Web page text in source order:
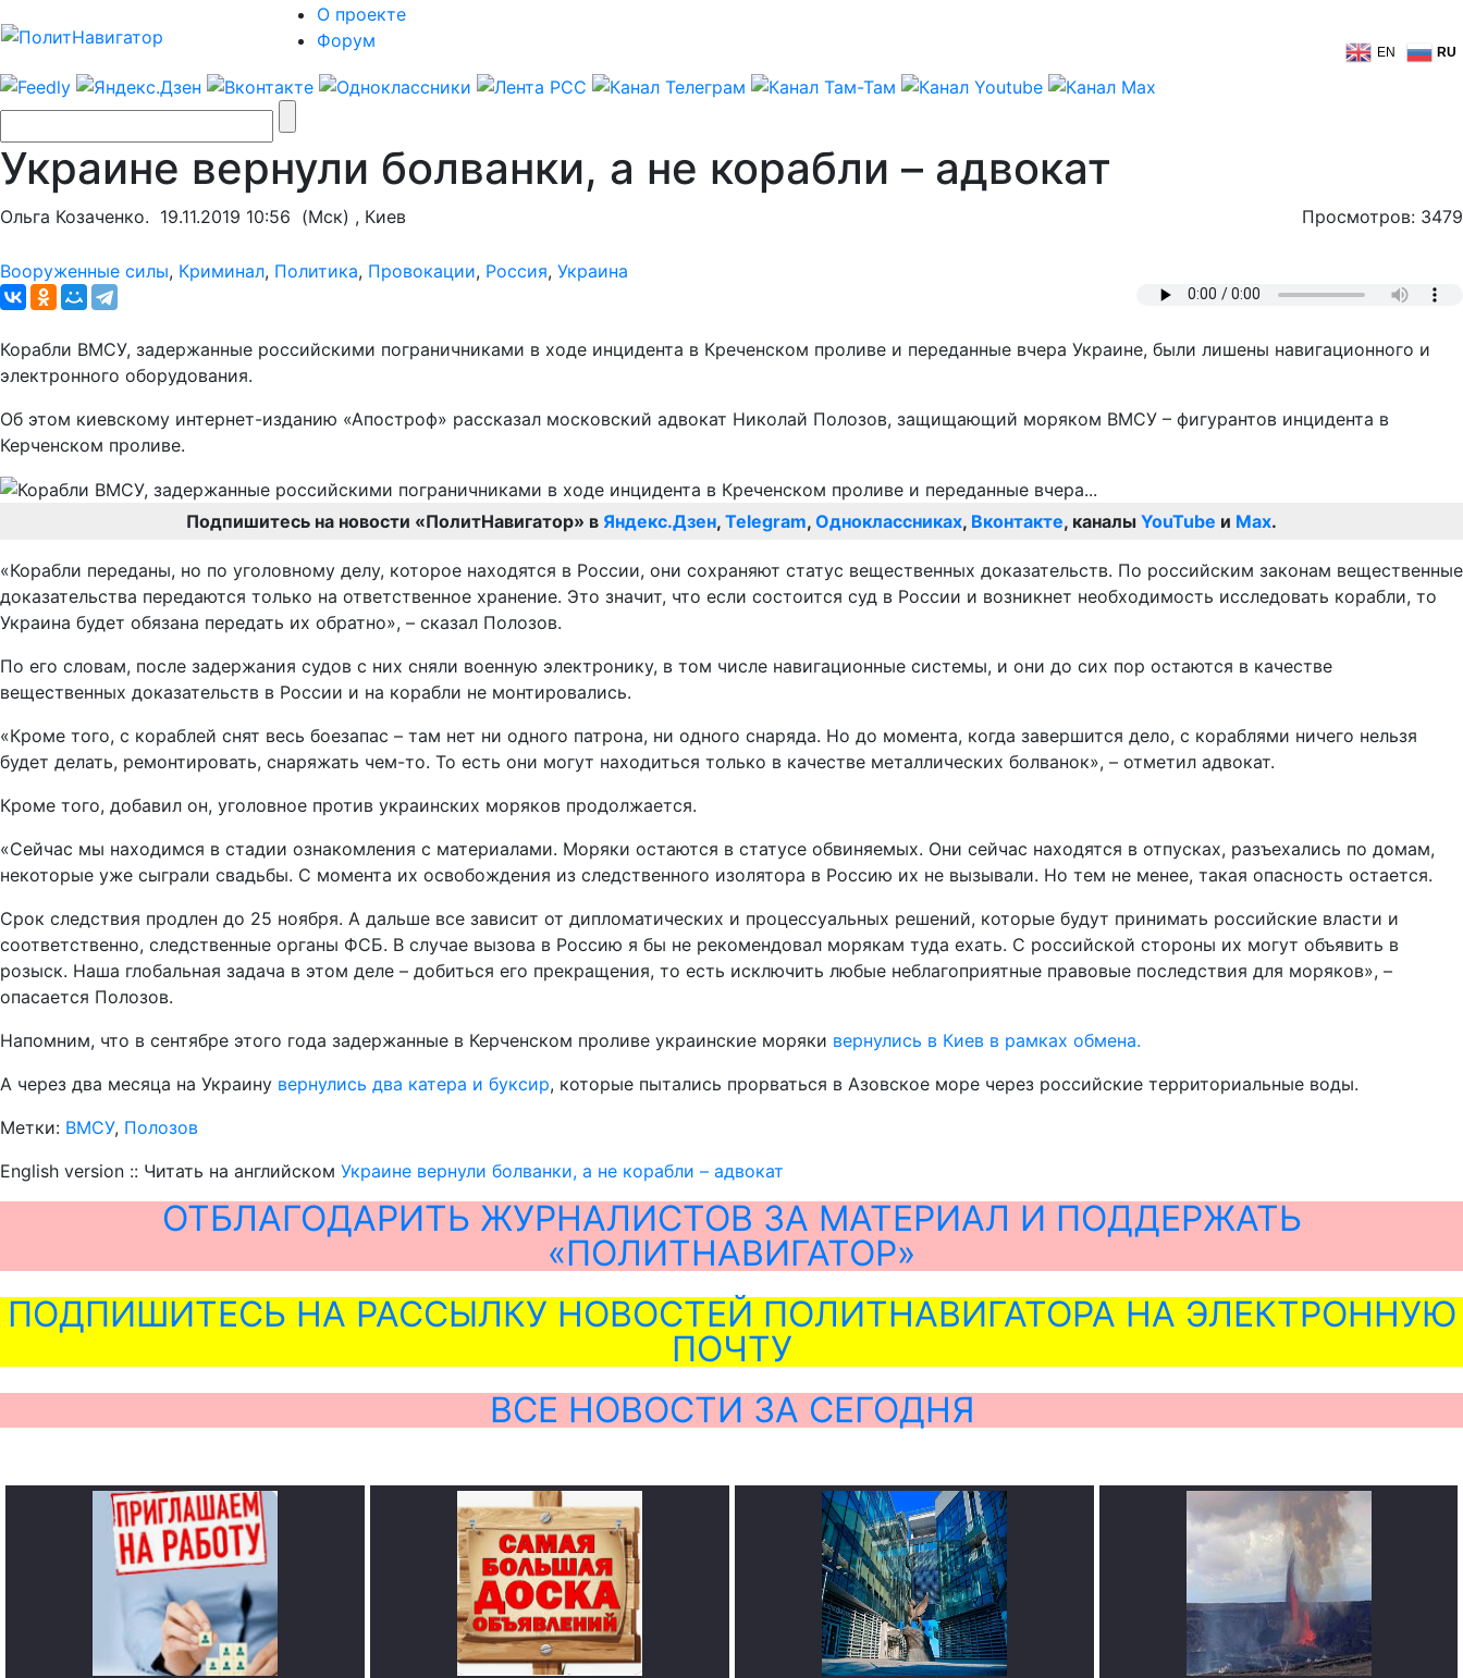
О проекте
Форум
EN RU
Украине вернули болванки, а не корабли – адвокат
Ольга Козаченко. 19.11.2019 10:56 (Мск) , Киев Просмотров: 3479
Вооруженные силы, Криминал, Политика, Провокации, Россия, Украина
Корабли ВМСУ, задержанные российскими пограничниками в ходе инцидента в Креченском проливе и переданные вчера Украине, были лишены навигационного и
электронного оборудования.
Об этом киевскому интернет-изданию «Апостроф» рассказал московский адвокат Николай Полозов, защищающий моряком ВМСУ – фигурантов инцидента в
Керченском проливе.
Подпишитесь на новости «ПолитНавигатор» в Яндекс.Дзен, Telegram, Одноклассниках, Вконтакте, каналы YouTube и Max.
«Корабли переданы, но по уголовному делу, которое находятся в России, они сохраняют статус вещественных доказательств. По российским законам вещественные
доказательства передаются только на ответственное хранение. Это значит, что если состоится суд в России и возникнет необходимость исследовать корабли, то
Украина будет обязана передать их обратно», – сказал Полозов.
По его словам, после задержания судов с них сняли военную электронику, в том числе навигационные системы, и они до сих пор остаются в качестве
вещественных доказательств в России и на корабли не монтировались.
«Кроме того, с кораблей снят весь боезапас – там нет ни одного патрона, ни одного снаряда. Но до момента, когда завершится дело, с кораблями ничего нельзя
будет делать, ремонтировать, снаряжать чем-то. То есть они могут находиться только в качестве металлических болванок», – отметил адвокат.
Кроме того, добавил он, уголовное против украинских моряков продолжается.
«Сейчас мы находимся в стадии ознакомления с материалами. Моряки остаются в статусе обвиняемых. Они сейчас находятся в отпусках, разъехались по домам,
некоторые уже сыграли свадьбы. С момента их освобождения из следственного изолятора в Россию их не вызывали. Но тем не менее, такая опасность остается.
Срок следствия продлен до 25 ноября. А дальше все зависит от дипломатических и процессуальных решений, которые будут принимать российские власти и
соответственно, следственные органы ФСБ. В случае вызова в Россию я бы не рекомендовал морякам туда ехать. С российской стороны их могут объявить в
розыск. Наша глобальная задача в этом деле – добиться его прекращения, то есть исключить любые неблагоприятные правовые последствия для моряков», –
опасается Полозов.
Напомним, что в сентябре этого года задержанные в Керченском проливе украинские моряки вернулись в Киев в рамках обмена.
А через два месяца на Украину вернулись два катера и буксир, которые пытались прорваться в Азовское море через российские территориальные воды.
Метки: ВМСУ, Полозов
English version :: Читать на английском Украине вернули болванки, а не корабли – адвокат
ОТБЛАГОДАРИТЬ ЖУРНАЛИСТОВ ЗА МАТЕРИАЛ И ПОДДЕРЖАТЬ
«ПОЛИТНАВИГАТОР»
ПОДПИШИТЕСЬ НА РАССЫЛКУ НОВОСТЕЙ ПОЛИТНАВИГАТОРА НА ЭЛЕКТРОННУЮ
ПОЧТУ
ВСЕ НОВОСТИ ЗА СЕГОДНЯ